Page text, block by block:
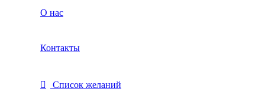
О нас
Контакты
Список желаний